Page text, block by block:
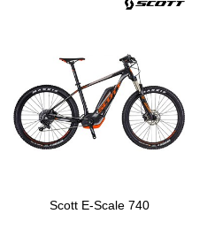
Scott E-Scale 740